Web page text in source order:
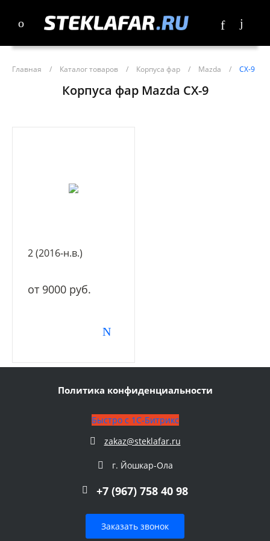
Главная / Каталог товаров / Корпуса фар / Mazda / CX-9
Корпуса фар Mazda CX-9
2 (2016-н.в.)
от 9000 руб.
Политика конфиденциальности
Быстро с 1С-Битрикс
zakaz@steklafar.ru
г. Йошкар-Ола
+7 (967) 758 40 98
Заказать звонок